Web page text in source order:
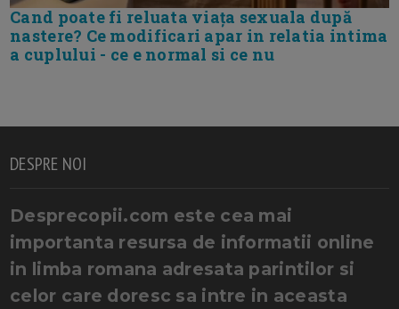
Cand poate fi reluata viața sexuala după
nastere? Ce modificari apar in relatia intima
a cuplului - ce e normal si ce nu
DESPRE NOI
Desprecopii.com este cea mai
importanta resursa de informatii online
in limba romana adresata parintilor si
celor care doresc sa intre in aceasta